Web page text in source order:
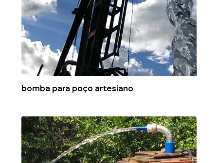
bomba para poço artesiano